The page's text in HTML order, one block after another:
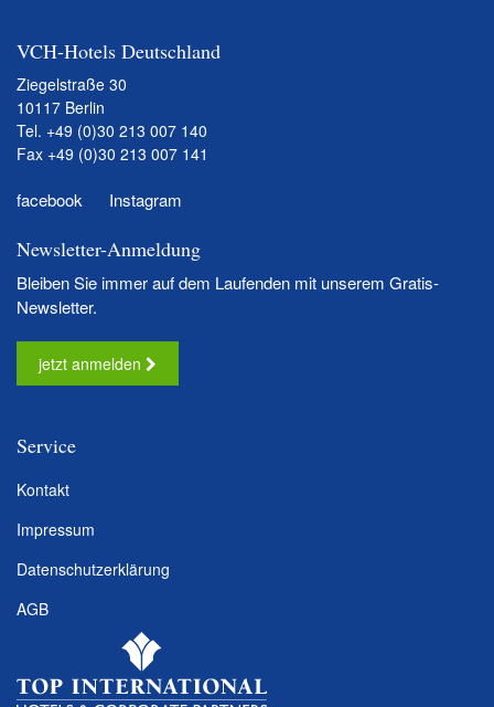
VCH-Hotels Deutschland
Ziegelstraße 30
10117 Berlin
Tel. +49 (0)30 213 007 140
Fax +49 (0)30 213 007 141
facebook Instagram
Newsletter-Anmeldung
Bleiben Sie immer auf dem Laufenden mit unserem Gratis-
Newsletter.
jetzt anmelden
Service
Kontakt
Impressum
Datenschutzerklärung
AGB